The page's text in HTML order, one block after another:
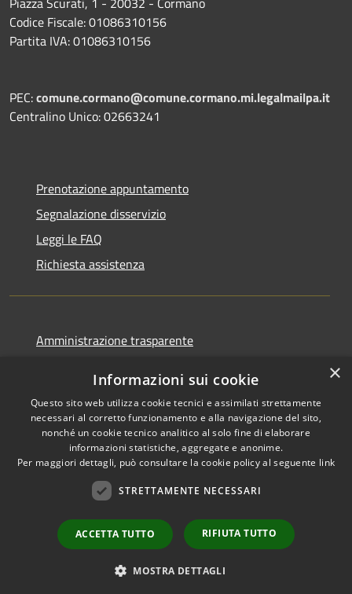
Codice Fiscale: 01086310156
Partita IVA: 01086310156
PEC:comune.cormano@comune.cormano.mi.legalmailpa.it
Centralino Unico: 02663241
Prenotazione appuntamento
Segnalazione disservizio
Leggi le FAQ
Richiesta assistenza
Amministrazione trasparente
Dichiarazione di accessibilità
Copyright © 2026 • Comune di
Municipium•
Accesso
redazione
×
Informazioni sui cookie
Questo sito web utilizza cookie tecnici e assimilati strettamente
necessari al corretto funzionamento e alla navigazione del sito,
nonché un cookie tecnico analitico al solo fine di elaborare
informazioni statistiche, aggregate e anonime.
Per maggiori dettagli, può consultare la cookie policy al seguente link
STRETTAMENTE NECESSARI
ACCETTA TUTTO RIFIUTA TUTTO
MOSTRA DETTAGLI